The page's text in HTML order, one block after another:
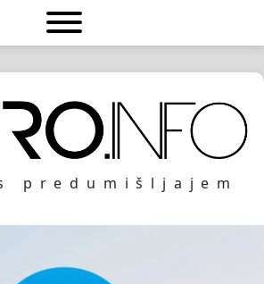
predumišljajem